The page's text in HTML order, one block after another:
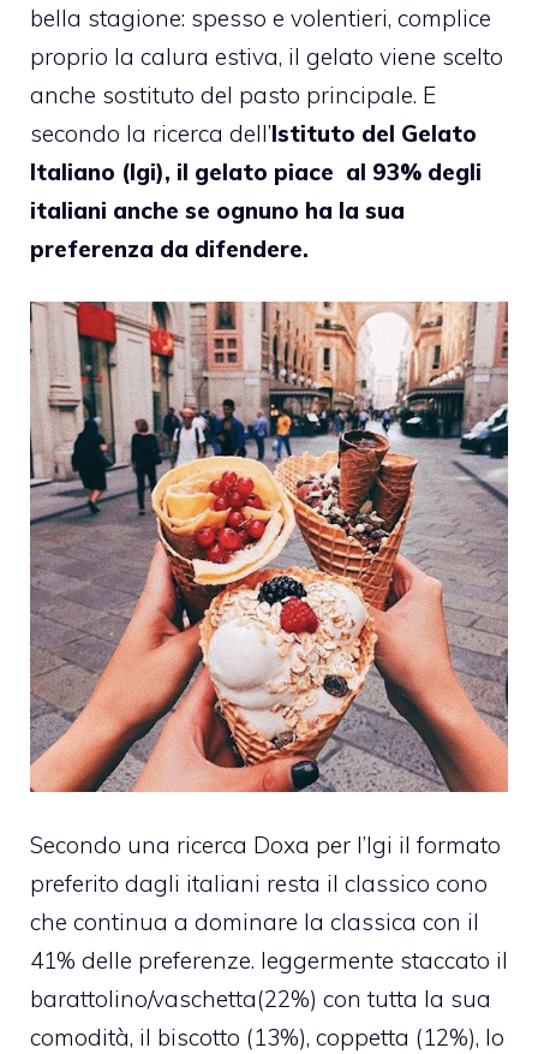
bella stagione: spesso e volentieri, complice
proprio la calura estiva, il gelato viene scelto
anche sostituto del pasto principale. E
secondo la ricerca dell’Istituto del Gelato
Italiano (Igi), il gelato piace al 93% degli
italiani anche se ognuno ha la sua
preferenza da difendere.
Secondo una ricerca Doxa per l’Igi il formato
preferito dagli italiani resta il classico cono
che continua a dominare la classica con il
41% delle preferenze. leggermente staccato il
barattolino/vaschetta(22%) con tutta la sua
comodità, il biscotto (13%), coppetta (12%), lo